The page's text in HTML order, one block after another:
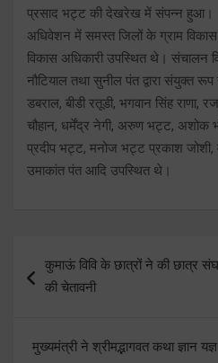
प्रसाद भट्ट की देखरेख में संपन्न हुआ।
अधिवेशन में समस्त जिलों के ग्राम
विकास अधिकारी उपस्थित थे। संचालन
नौटियाल तथा सुनील पंत द्वारा संयुक्त
डबराल, बीडी रतूडी, भगवान सिंह राणा,
चौहान, धर्मेंद्र नेगी, अरुण भट्ट, अशोक
प्रदीप भट्ट, मनोज भट्ट प्रकाश जोशी,
उमाकांत पंत आदि उपस्थित थे।
navigation
कुमाऊं विवि के छात्रों ने की छात्र
की चेतावनी
मुख्यमंत्री ने श्रीमद्भागवत कथा ज्ञान